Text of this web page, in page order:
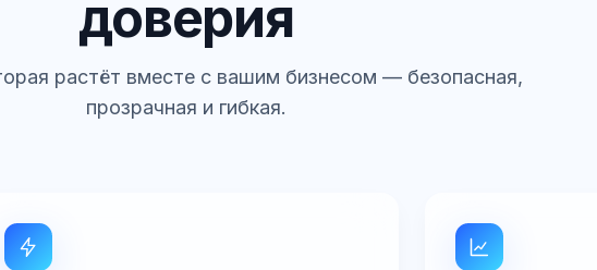
доверия
растёт вместе с вашим бизнесом — безопасная,
прозрачная и гибкая.